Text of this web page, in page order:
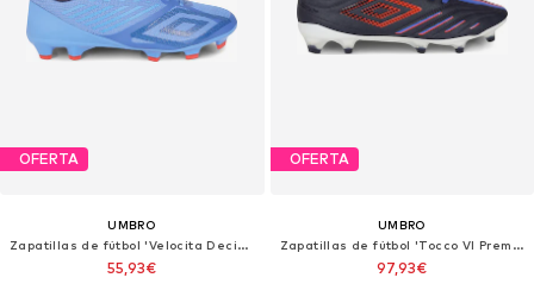
OFERTA
UMBRO
Zapatillas de fútbol 'Velocita Decima Team'
55,93€
OFERTA
UMBRO
Zapatillas de fútbol 'Tocco VI Premier'
97,93€